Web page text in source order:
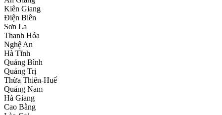
Kiên Giang
Điện Biên
Sơn La
Thanh Hóa
Nghệ An
Hà Tĩnh
Quảng Bình
Quảng Trị
Thừa Thiên-Huế
Quảng Nam
Hà Giang
Cao Bằng